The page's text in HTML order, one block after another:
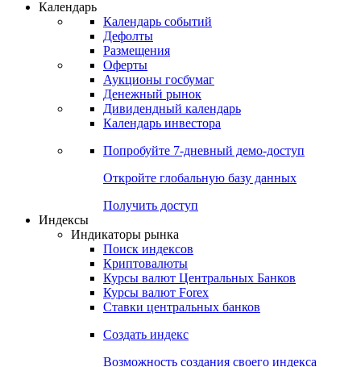
Календарь
Календарь событий
Дефолты
Размещения
Оферты
Аукционы госбумаг
Денежный рынок
Дивидендный календарь
Календарь инвестора
Попробуйте 7-дневный демо-доступ
Откройте глобальную базу данных
Получить доступ
Индексы
Индикаторы рынка
Поиск индексов
Криптовалюты
Курсы валют Центральных Банков
Курсы валют Forex
Ставки центральных банков
Создать индекс
Возможность создания своего индекса